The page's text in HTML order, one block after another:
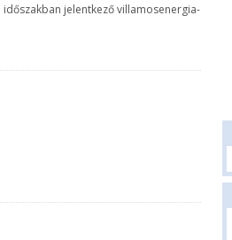
jelentkező villamosenergia-